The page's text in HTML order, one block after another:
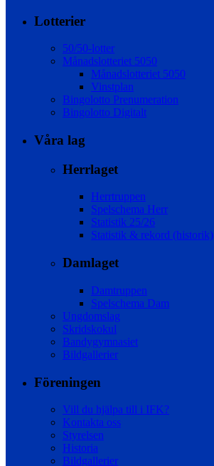
Lotterier
50/50-lotter
Månadslotteriet 5050
Månadslotteriet 5050
Vinstplan
Bingolotto Prenumeration
Bingolotto Digitalt
Våra lag
Herrlaget
Herrtruppen
Spelschema Herr
Statistik 25/26
Statistik & rekord (historik)
Damlaget
Damtruppen
Spelschema Dam
Ungdomslag
Skridskokul
Bandygymnasiet
Bildgallerier
Föreningen
Vill du hjälpa till i IFK?
Kontakta oss
Styrelsen
Historia
Bildgallerier